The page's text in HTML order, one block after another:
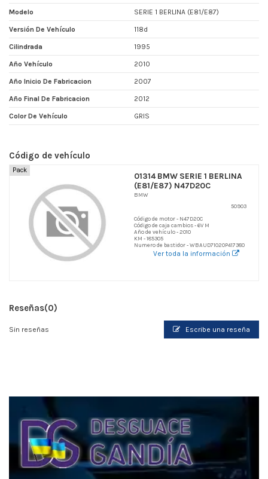
Modelo SERIE 1 BERLINA (E81/E87)
Versión De Vehículo 118d
Cilindrada 1995
Año Vehículo 2010
Año Inicio De Fabricacion 2007
Año Final De Fabricacion 2012
Color De Vehículo GRIS
Código de vehículo
Pack
01314 BMW SERIE 1 BERLINA
(E81/E87) N47D20C
BMW
50903
Código de motor - N47D20C
Código de caja cambios - 6V M
Año de vehículo - 2010
KM - 185305
Numero de bastidor - WBAUD71020P417380
Ver toda la información
Reseñas(0)
Sin reseñas Escribe una reseña